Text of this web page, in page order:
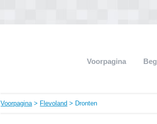
Voorpagina
Voorpagina> Flevoland > Dronten